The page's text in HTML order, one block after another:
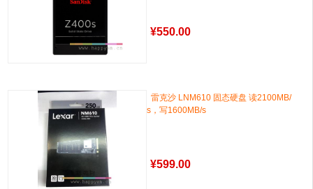
¥550.00
雷克沙 LNM610 固态硬盘 读2100MB/
s，写1600MB/s
¥599.00